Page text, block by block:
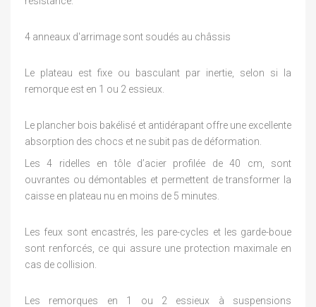
4 anneaux d'arrimage sont soudés au châssis
Le plateau est fixe ou basculant par inertie, selon si la
remorque est en 1 ou 2 essieux.
Le plancher bois bakélisé et antidérapant offre une excellente
absorption des chocs et ne subit pas de déformation.
Les 4 ridelles en tôle d’acier profilée de 40 cm, sont
ouvrantes ou démontables et permettent de transformer la
caisse en plateau nu en moins de 5 minutes.
Les feux sont encastrés, les pare-cycles et les garde-boue
sont renforcés, ce qui assure une protection maximale en
cas de collision.
Les remorques en 1 ou 2 essieux à suspensions